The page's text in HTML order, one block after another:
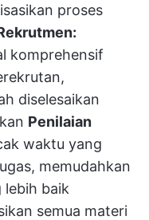
proses
komprehensif
diselesaikan
Penilaian
waktu yang
memudahkan
lebih baik
semua materi